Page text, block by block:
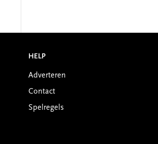
HELP
Adverteren
Contact
Spelregels